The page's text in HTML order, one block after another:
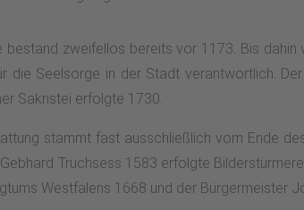
bestand zweifellos bereits vor 1173. Bis
die Seelsorge in der Stadt verantwortlich.
Sakristei erfolgte 1730.
stammt fast ausschließlich vom Ende
Truchsess 1583 erfolgte
Westfalens 1668 und der Bürgermeister